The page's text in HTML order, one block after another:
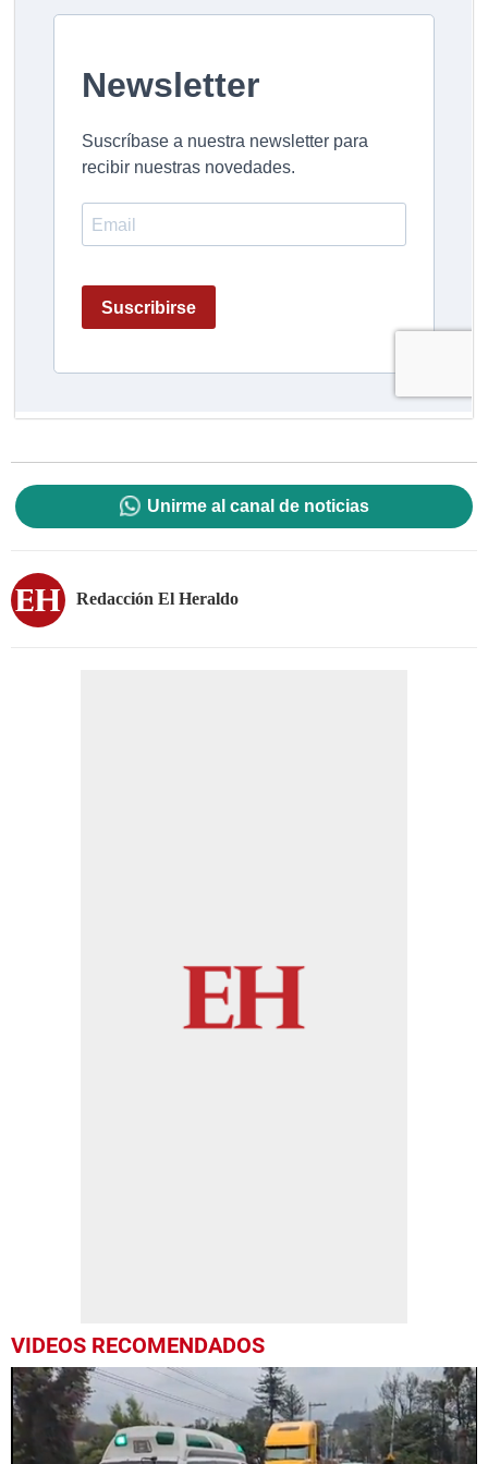
Unirme al canal de noticias
Redacción El Heraldo
VIDEOS RECOMENDADOS